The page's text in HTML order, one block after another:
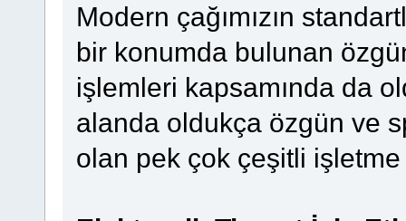
Modern çağımızın
bir konumda bulunan
işlemleri kapsamında da
alanda oldukça özgün ve
olan pek çok çeşitli